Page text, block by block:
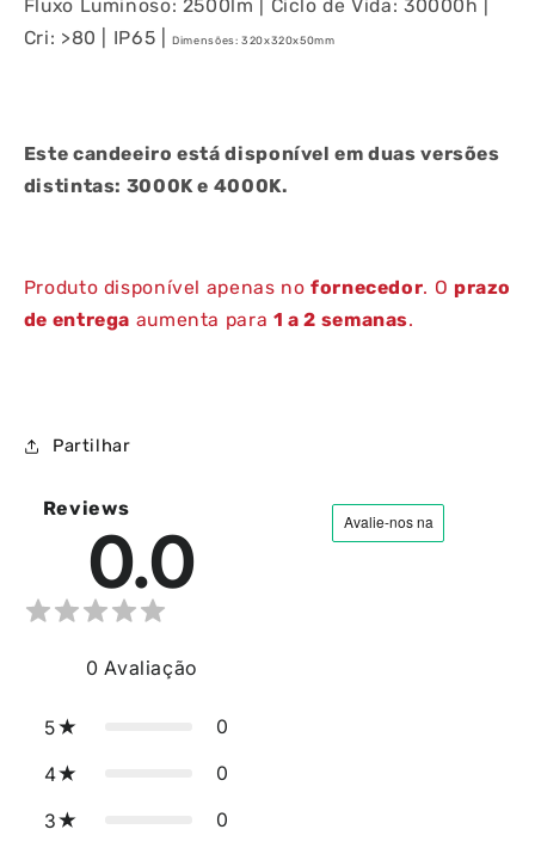
Fluxo Luminoso: 2500lm | Ciclo de Vida: 30000h |
Cri: >80 | IP65 |Dimensões: 320x320x50mm
Este candeeiro está disponível em duas versões
distintas: 3000K e 4000K.
Produto disponível apenas nofornecedor. O prazo
de entrega aumenta para 1 a 2 semanas.
Partilhar
Reviews
0.0
0 Avaliação
5 0
4 0
3 0